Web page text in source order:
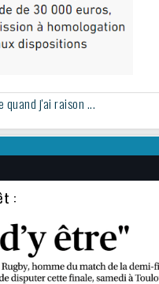
j'ai raison ...
: